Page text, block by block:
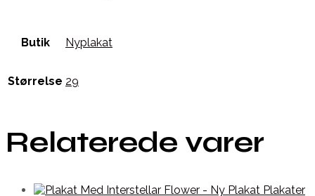
Butik Nyplakat
Størrelse 29
Relaterede varer